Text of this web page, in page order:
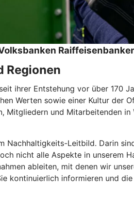
Regionen
ihrer Entstehung vor über 170
Werten sowie einer Kultur der
Mitgliedern und Mitarbeitenden
Leitbild. Darin
nicht alle Aspekte in unserem
ableiten, mit denen wir
kontinuierlich informieren und